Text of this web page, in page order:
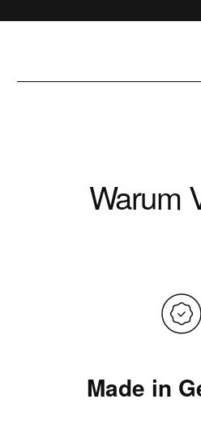
Warum
Made in